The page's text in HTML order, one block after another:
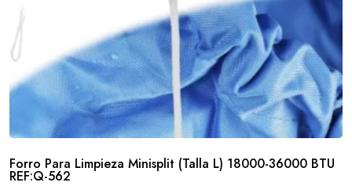
Forro Para Limpieza Minisplit (Talla L) 18000-36000 BTU
REF:Q-562